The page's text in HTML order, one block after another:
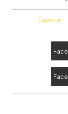
Tweeter